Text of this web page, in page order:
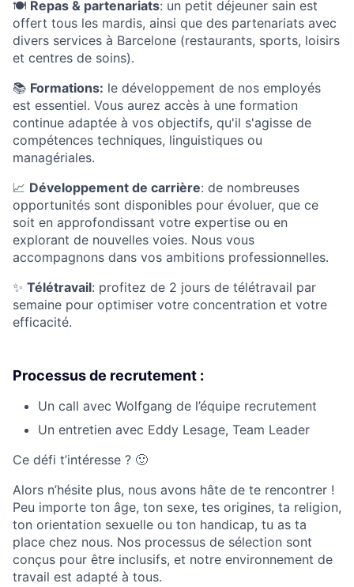
🍽️ Repas & partenariats: un petit déjeuner sain est
offert tous les mardis, ainsi que des partenariats avec
divers services à Barcelone (restaurants, sports, loisirs
et centres de soins).
📚 Formations: le développement de nos employés
est essentiel. Vous aurez accès à une formation
continue adaptée à vos objectifs, qu'il s'agisse de
compétences techniques, linguistiques ou
managériales.
📈 Développement de carrière: de nombreuses
opportunités sont disponibles pour évoluer, que ce
soit en approfondissant votre expertise ou en
explorant de nouvelles voies. Nous vous
accompagnons dans vos ambitions professionnelles.
✨ Télétravail: profitez de 2 jours de télétravail par
semaine pour optimiser votre concentration et votre
efficacité.
Processus de recrutement :
Un call avec Wolfgang de l’équipe recrutement
Un entretien avec Eddy Lesage, Team Leader
Ce défi t’intéresse ? 🙂
Alors n’hésite plus, nous avons hâte de te rencontrer !
Peu importe ton âge, ton sexe, tes origines, ta religion,
ton orientation sexuelle ou ton handicap, tu as ta
place chez nous. Nos processus de sélection sont
conçus pour être inclusifs, et notre environnement de
travail est adapté à tous.